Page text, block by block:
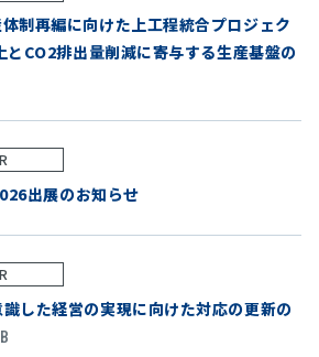
制再編に向けた上工程統合プロジェク
CO2排出量削減に寄与する生産基盤の
出展のお知らせ
した経営の実現に向けた対応の更新の